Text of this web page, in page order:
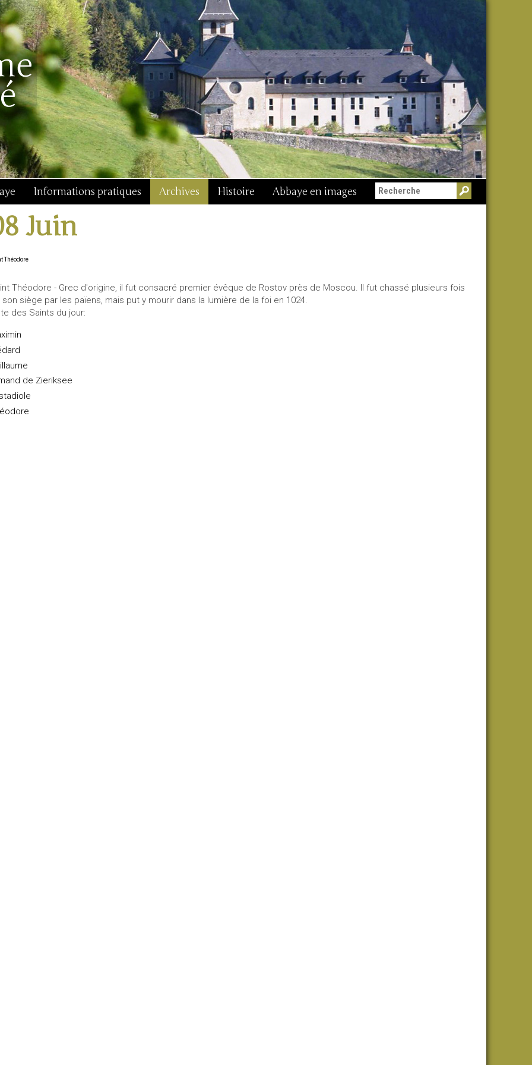
Informations pratiques Archives Histoire Abbaye en images
Juin
Théodore
Théodore - Grec d'origine, il fut consacré premier évêque de Rostov près de Moscou. Il fut chassé plusieurs fois
son siège par les païens, mais put y mourir dans la lumière de la foi en 1024.
des Saints du jour:
de Zieriksee